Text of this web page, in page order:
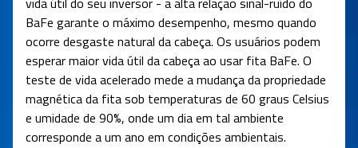
BaFe garante o máximo desempenho, mesmo quando
ocorre desgaste natural da cabeça. Os usuários podem
esperar maior vida útil da cabeça ao usar fita BaFe. O
teste de vida acelerado mede a mudança da propriedade
magnética da fita sob temperaturas de 60 graus Celsius
e umidade de 90%, onde um dia em tal ambiente
corresponde a um ano em condições ambientais.